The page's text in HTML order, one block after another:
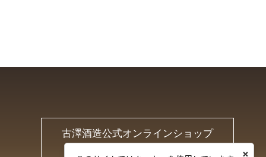
古澤酒造公式オンラインショップ
×